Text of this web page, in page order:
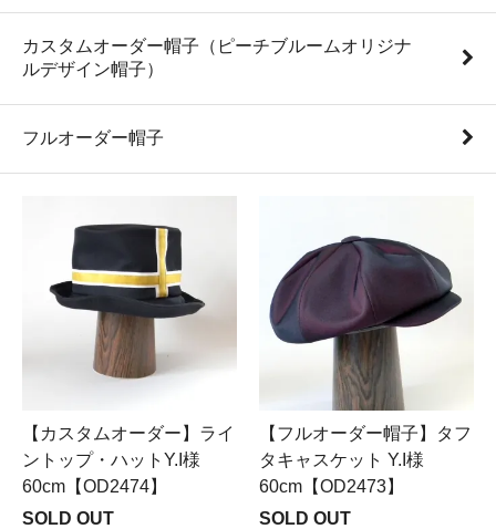
カスタムオーダー帽子（ピーチブルームオリジナ
ルデザイン帽子）
フルオーダー帽子
【カスタムオーダー】ライ
ントップ・ハットY.I様
60cm【OD2474】
SOLD OUT
【フルオーダー帽子】タフ
タキャスケット Y.I様
60cm【OD2473】
SOLD OUT